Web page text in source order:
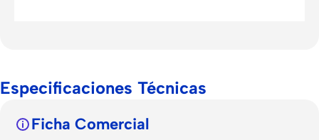
Especificaciones Técnicas
Ficha Comercial